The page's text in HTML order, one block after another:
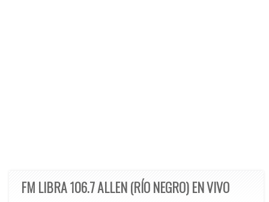
FM LIBRA 106.7 ALLEN (RÍO NEGRO) EN VIVO